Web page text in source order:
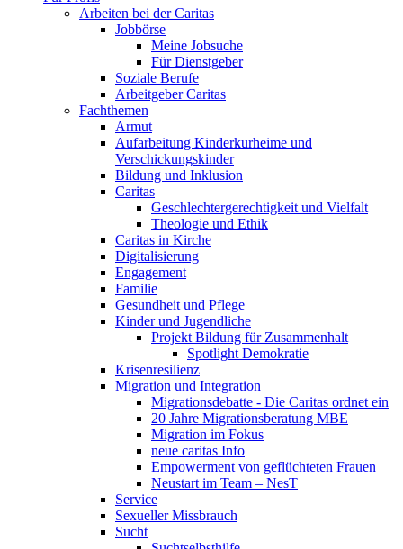
Arbeiten bei der Caritas
Jobbörse
Meine Jobsuche
Für Dienstgeber
Soziale Berufe
Arbeitgeber Caritas
Fachthemen
Armut
Aufarbeitung Kinderkurheime und
Verschickungskinder
Bildung und Inklusion
Caritas
Geschlechtergerechtigkeit und Vielfalt
Theologie und Ethik
Caritas in Kirche
Digitalisierung
Engagement
Familie
Gesundheit und Pflege
Kinder und Jugendliche
Projekt Bildung für Zusammenhalt
Spotlight Demokratie
Krisenresilienz
Migration und Integration
Migrationsdebatte - Die Caritas ordnet ein
20 Jahre Migrationsberatung MBE
Migration im Fokus
neue caritas Info
Empowerment von geflüchteten Frauen
Neustart im Team – NesT
Service
Sexueller Missbrauch
Sucht